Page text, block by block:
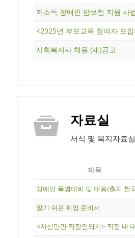
사회복지사 채용 (재)공고
자료실
서식 및 복지자료실
제목
알기 쉬운 취업 준비서